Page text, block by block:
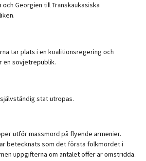
och Georgien till Transkaukasiska
tar plats i en koalitionsregering och
en sovjetrepublik.
stat utropas.
utför massmord på flyende armenier.
betecknats som det första folkmordet i
uppgifterna om antalet offer är omstridda.